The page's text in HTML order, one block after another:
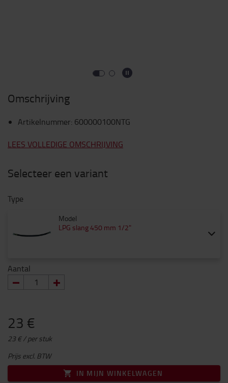
Omschrijving
Artikelnummer: 600000100NTG
LEES VOLLEDIGE OMSCHRIJVING
Selecteer een variant
Type
Model
LPG slang 450 mm 1/2"
Aantal
23 €
23 € / per stuk
Prijs excl. BTW
IN MIJN WINKELWAGEN